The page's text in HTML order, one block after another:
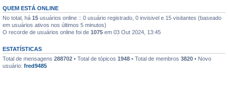
QUEM ESTÁ ONLINE
No total, há 15 usuários online :: 0 usuário registrado, 0 invisivel e 15 visitantes (baseado
em usuários ativos nos últimos 5 minutos)
O recorde de usuários online foi de 1075 em 03 Out 2024, 13:45
ESTATÍSTICAS
Total de mensagens 288702 • Total de tópicos 1948 • Total de membros 3820 • Novo
usuário: fred9485